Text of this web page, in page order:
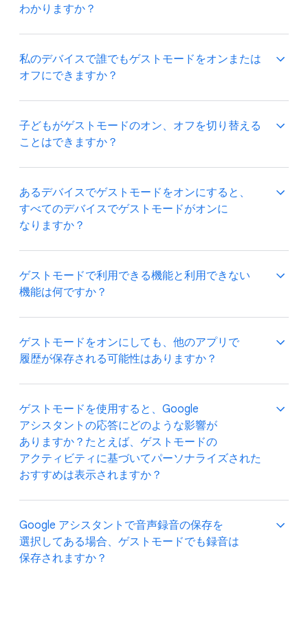
わかりますか？
ゲストモードに​なると​デバイスで​特別な​チャイムが​
鳴り、​画面に​ゲストアイコンが​表示されます。​
なっている？」と​尋ねるだけで​いつでも​
確認できます。
私の​デバイスで​誰でも​ゲストモードを​オンまたは​
オフに​できますか？
はい。​あなたの​デバイスを​使用する​人は、​誰でも​
ゲストモードを​オンまたは​オフに​できます。
子どもが​ゲストモードの​オン、​オフを​切り​替える​
ことは​できますか？
Google アシスタントにリンクされた​アカウント
持つ​お子様は、​ゲストモードを​オンに​できません。
ある​デバイスで​ゲストモードを​オンに​すると、​
すべての​デバイスで​ゲストモードが​オンに​
なりますか？
いいえ。​ある​デバイスで​ゲストモードを​オンに​
しても、​複数の​デバイスで​ゲストモードが​オンに​なる​
ゲストモードで​利用できる​機能と​利用できない​
機能は​何ですか？
質問、​スマートホーム デバイスの​管理、​タイマーの​
設定、​音楽の​再生などの​便利な Google
ゲストモードを​終了するまで​利用できません。​
これには、​カレンダー、​ショッピング リスト、​
保存した​連絡先などが​含まれます。​「OK Google,
ゲストモードを​オフに​して」と​言う​ことで、​
パーソナライズされた​応答に​いつでも​
ゲストモードを​オンに​しても、​他の​アプリで​
履歴が​保存される​可能性は​ありますか？
すべての​音声クエリを​含め、​Google
アシスタントとの​やりとりは Google アカウントに​
保存されません。​音楽プロバイダや​他の Google
プロダクトなど、​別の​アプリまたは​サービスの​操作を
Google アシスタントに​指示した​場合、​その​
ゲストモードを​使用すると、​Google
アシスタントの​応答に​どのような​影響が​
ありますか？​た​とえば、​ゲストモードの​
アクティビティに​基づいて​パーソナライズされた​
おすすめは​表示されますか？
ゲストモードでは、​Google アシスタントの​
アクティビティ履歴が Google アカウントに​
保存されず、​Google アシスタントに​よる​応答の​
Google アシスタントで​音声録音の​保存を​
選択してある​場合、​ゲストモードでも​録音は​
保存されますか？